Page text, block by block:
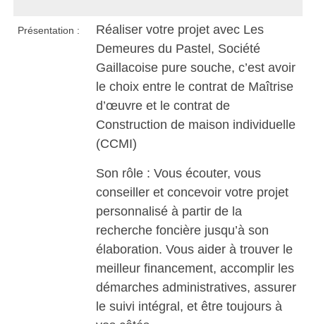
Présentation :
Réaliser votre projet avec Les
Demeures du Pastel, Société
Gaillacoise pure souche, c’est avoir
le choix entre le contrat de Maîtrise
d’œuvre et le contrat de
Construction de maison individuelle
(CCMI)
Son rôle : Vous écouter, vous
conseiller et concevoir votre projet
personnalisé à partir de la
recherche foncière jusqu’à son
élaboration. Vous aider à trouver le
meilleur financement, accomplir les
démarches administratives, assurer
le suivi intégral, et être toujours à